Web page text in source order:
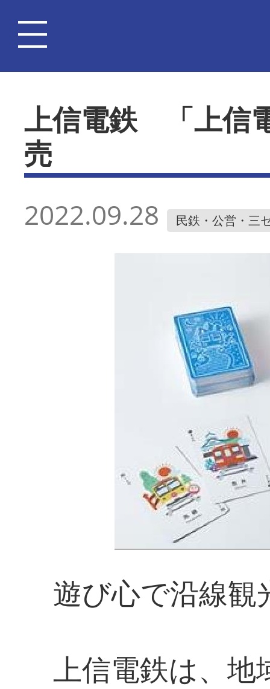
上信電鉄 「上信
売
2022.09.28 民鉄・公営・三
遊び心で沿線観
上信電鉄は、地